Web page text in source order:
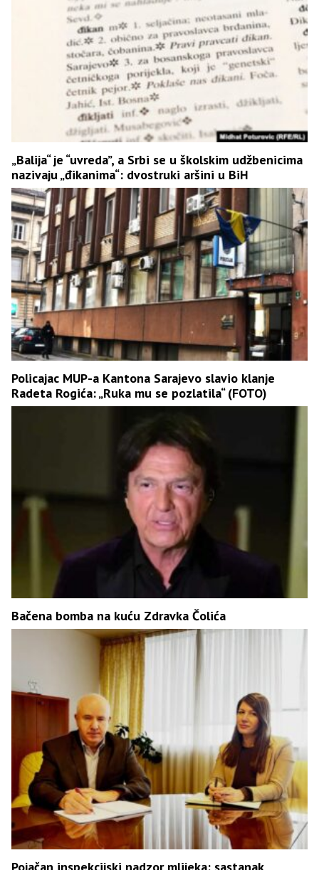
„Balija“ je “uvreda”, a Srbi se u školskim udžbenicima
nazivaju „đikanima“: dvostruki aršini u BiH
Policajac MUP-a Kantona Sarajevo slavio klanje
Radeta Rogića: „Ruka mu se pozlatila“ (FOTO)
Bačena bomba na kuću Zdravka Čolića
Pojačan inspekcijski nadzor mlijeka: sastanak